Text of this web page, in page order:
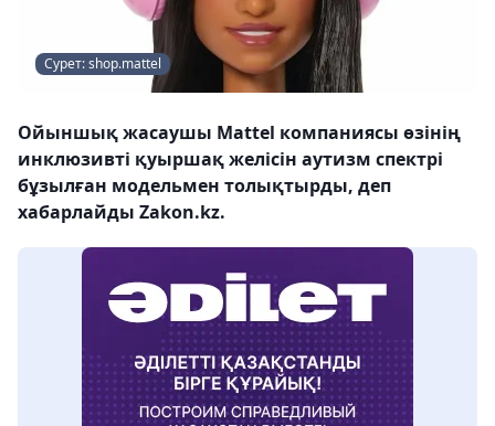
Сурет: shop.mattel
Ойыншық жасаушы Mattel компаниясы өзінің
инклюзивті қуыршақ желісін аутизм спектрі
бұзылған модельмен толықтырды, деп
хабарлайды Zakon.kz.